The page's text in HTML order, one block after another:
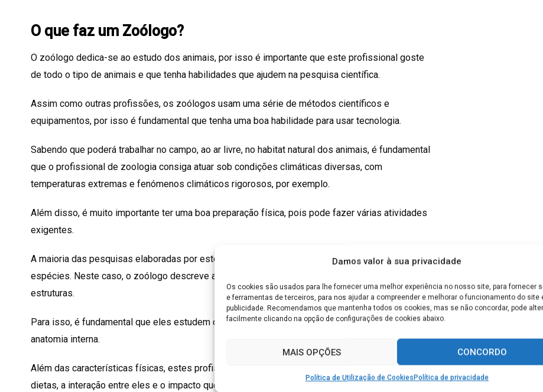
Damos valor à sua privacidade
Os cookies são usados para lhe fornecer uma melhor experiência no nosso site, para fornecer
e ferramentas de terceiros, para nos ajudar a compreender e melhorar o funcionamento do site
publicidade. Recomendamos que mantenha todos os cookies, mas se não concordar, pode
facilmente clicando na opção de configurações de cookies abaixo.
CONCORDO
MAIS OPÇÕES
Política de Utilização de CookiesPolítica de privacidade
O que faz um Zoólogo?
O zoólogo dedica-se ao estudo dos animais, por isso é importante que este profissional goste
de todo o tipo de animais e que tenha habilidades que ajudem na pesquisa científica.
Assim como outras profissões, os zoólogos usam uma série de métodos científicos e
equipamentos, por isso é fundamental que tenha uma boa habilidade para usar tecnologia.
Sabendo que poderá trabalhar no campo, ao ar livre, no habitat natural dos animais, é fundamental
que o profissional de zoologia consiga atuar sob condições climáticas diversas, com
temperaturas extremas e fenómenos climáticos rigorosos, por exemplo.
Além disso, é muito importante ter uma boa preparação física, pois pode fazer várias atividades
exigentes.
A maioria das pesquisas elaboradas por estes profissionais é voltada para a evolução das
espécies. Neste caso, o zoólogo descreve a origem do animal, as funções dos órgãos e das
estruturas.
Para isso, é fundamental que eles estudem os animais, tanto a sua anatomia externa, como a
anatomia interna.
Além das características físicas, estes profissionais estudam os seus comportamentos, as
dietas, a interação entre eles e o impacto que o Homem tem sobre eles.